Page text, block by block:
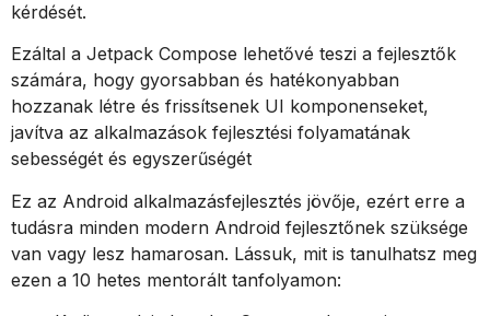
kérdését.
Ezáltal a Jetpack Compose lehetővé teszi a fejlesztők
számára, hogy gyorsabban és hatékonyabban
hozzanak létre és frissítsenek UI komponenseket,
javítva az alkalmazások fejlesztési folyamatának
sebességét és egyszerűségét
Ez az Android alkalmazásfejlesztés jövője, ezért erre a
tudásra minden modern Android fejlesztőnek szüksége
van vagy lesz hamarosan. Lássuk, mit is tanulhatsz meg
ezen a 10 hetes mentorált tanfolyamon: